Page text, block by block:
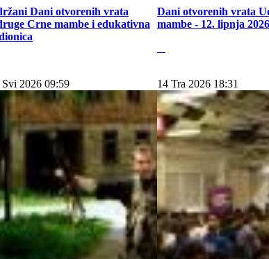
Dani otvorenih vrata
Crne mambe i edukativna
Dani otvorenih vrata
mambe - 12. lipnja
Svi 2026 09:59 14 Tra 2026 18:31